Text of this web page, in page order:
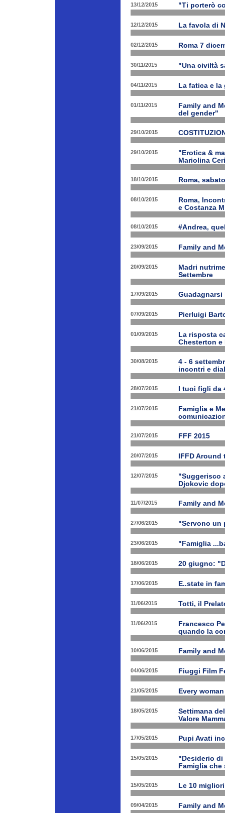
13/12/2015 "Ti porterò
12/12/2015 La favola di
02/12/2015 Roma 7
30/11/2015 "Una civiltà
04/11/2015 La fatica e
01/11/2015
Family and
del gender"
29/10/2015
29/10/2015
"Erotica &
Mariolina
18/10/2015 Roma,
08/10/2015
Roma,
e Costanza
08/10/2015 #Andrea,
23/09/2015 Family and
20/09/2015
Madri
Settembre
17/09/2015
07/09/2015 Pierluigi
01/09/2015
La risposta
Chesterton e
30/08/2015
4 - 6
incontri e
28/07/2015 I tuoi figli da
21/07/2015
Famiglia e
21/07/2015 FFF 2015
20/07/2015 IFFD
12/07/2015
"Suggerisco
Djokovic
11/07/2015 Family and
27/06/2015 "Servono un
23/06/2015 "Famiglia
18/06/2015 20 giugno:
17/06/2015 E..state in
11/06/2015 Totti, il
11/06/2015
Francesco
quando la
10/06/2015 Family and
04/06/2015 Fiuggi Film
21/05/2015 Every
18/05/2015
Settimana
Valore
17/05/2015 Pupi Avati
15/05/2015
"Desiderio di
Famiglia che
15/05/2015 Le 10
09/04/2015 Family and